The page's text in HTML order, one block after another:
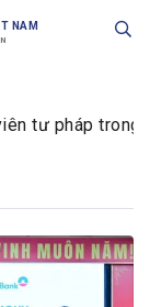
NAM
tư pháp trong